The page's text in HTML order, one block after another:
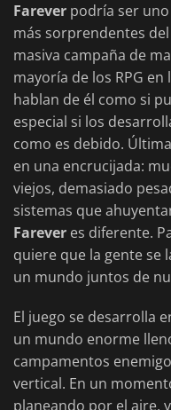
Farever podría ser
más sorprendentes
masiva campaña de
mayoría de los RPG
hablan de él como si
especial si los
como es debido.
en una encrucijada:
viejos, demasiado
sistemas que
Farever es diferente.
quiere que la gente se
un mundo juntos de
El juego se desarrolla
un mundo enorme
campamentos
vertical. En un
planeando por el aire,